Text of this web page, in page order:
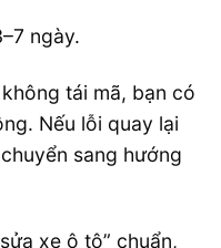
ngày.
tái mã, bạn có
Nếu lỗi quay lại
sang hướng
xe ô tô” chuẩn,